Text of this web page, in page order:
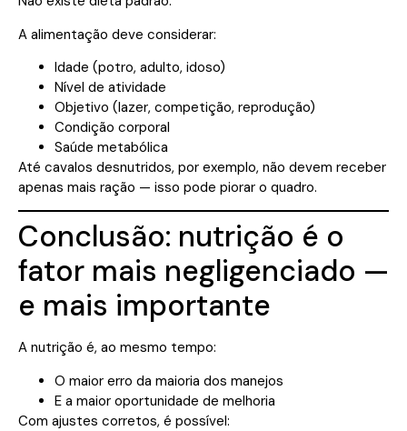
A alimentação deve considerar:
Idade (potro, adulto, idoso)
Nível de atividade
Objetivo (lazer, competição, reprodução)
Condição corporal
Saúde metabólica
Até cavalos desnutridos, por exemplo, não devem receber
apenas mais ração — isso pode piorar o quadro.
Conclusão: nutrição é o
fator mais negligenciado —
e mais importante
A nutrição é, ao mesmo tempo:
O maior erro da maioria dos manejos
E a maior oportunidade de melhoria
Com ajustes corretos, é possível: